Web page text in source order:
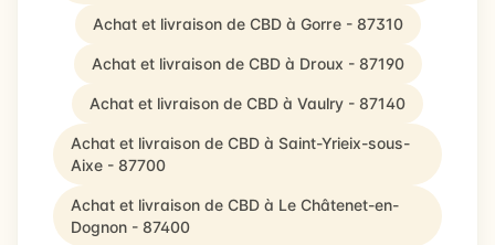
Achat et livraison de CBD à Gorre - 87310
Achat et livraison de CBD à Droux - 87190
Achat et livraison de CBD à Vaulry - 87140
Achat et livraison de CBD à Saint-Yrieix-sous-
Aixe - 87700
Achat et livraison de CBD à Le Châtenet-en-
Dognon - 87400